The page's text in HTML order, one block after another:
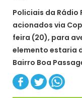
Policiais da Rádio
acionados via
feira (20), para
elemento estaria
Bairro Boa